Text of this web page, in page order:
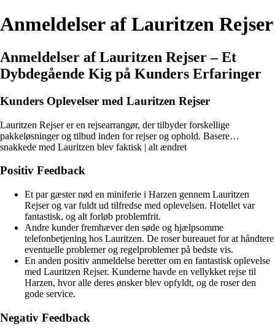
Anmeldelser af Lauritzen Rejser
Anmeldelser af Lauritzen Rejser – Et
Dybdegående Kig på Kunders Erfaringer
Kunders Oplevelser med Lauritzen Rejser
Lauritzen Rejser er en rejsearrangør, der tilbyder forskellige
pakkeløsninger og tilbud inden for rejser og ophold. Basere…
snakkede med Lauritzen blev faktisk | alt ændret
Positiv Feedback
Et par gæster nød en miniferie i Harzen gennem Lauritzen
Rejser og var fuldt ud tilfredse med oplevelsen. Hotellet var
fantastisk, og alt forløb problemfrit.
Andre kunder fremhæver den søde og hjælpsomme
telefonbetjening hos Lauritzen. De roser bureauet for at håndtere
eventuelle problemer og regelproblemer på bedste vis.
En anden positiv anmeldelse beretter om en fantastisk oplevelse
med Lauritzen Rejser. Kunderne havde en vellykket rejse til
Harzen, hvor alle deres ønsker blev opfyldt, og de roser den
gode service.
Negativ Feedback